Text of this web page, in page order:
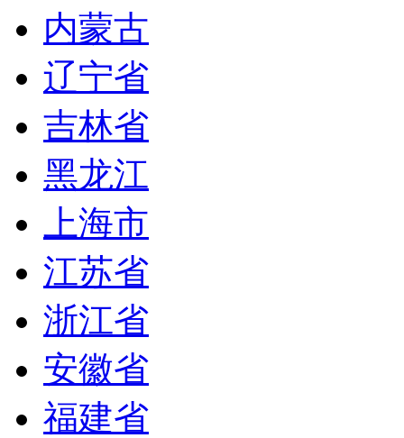
内蒙古
辽宁省
吉林省
黑龙江
上海市
江苏省
浙江省
安徽省
福建省